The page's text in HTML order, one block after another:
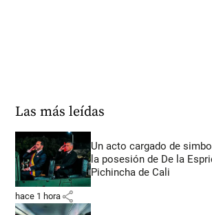
Las más leídas
Un acto cargado de
la posesión de De la
Pichincha de Cali
hace 1 hora share